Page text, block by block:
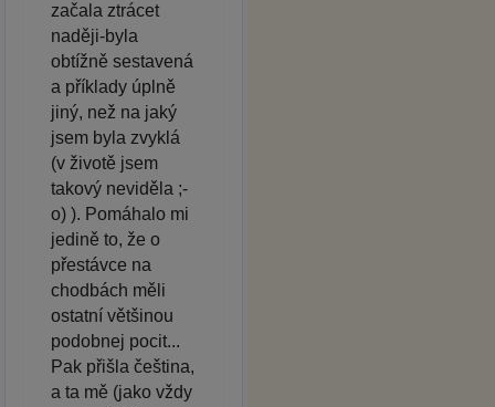
začala ztrácet
naději-byla
obtížně sestavená
a příklady úplně
jiný, než na jaký
jsem byla zvyklá
(v životě jsem
takový neviděla ;-
o) ). Pomáhalo mi
jedině to, že o
přestávce na
chodbách měli
ostatní většinou
podobnej pocit...
Pak přišla čeština,
a ta mě (jako vždy